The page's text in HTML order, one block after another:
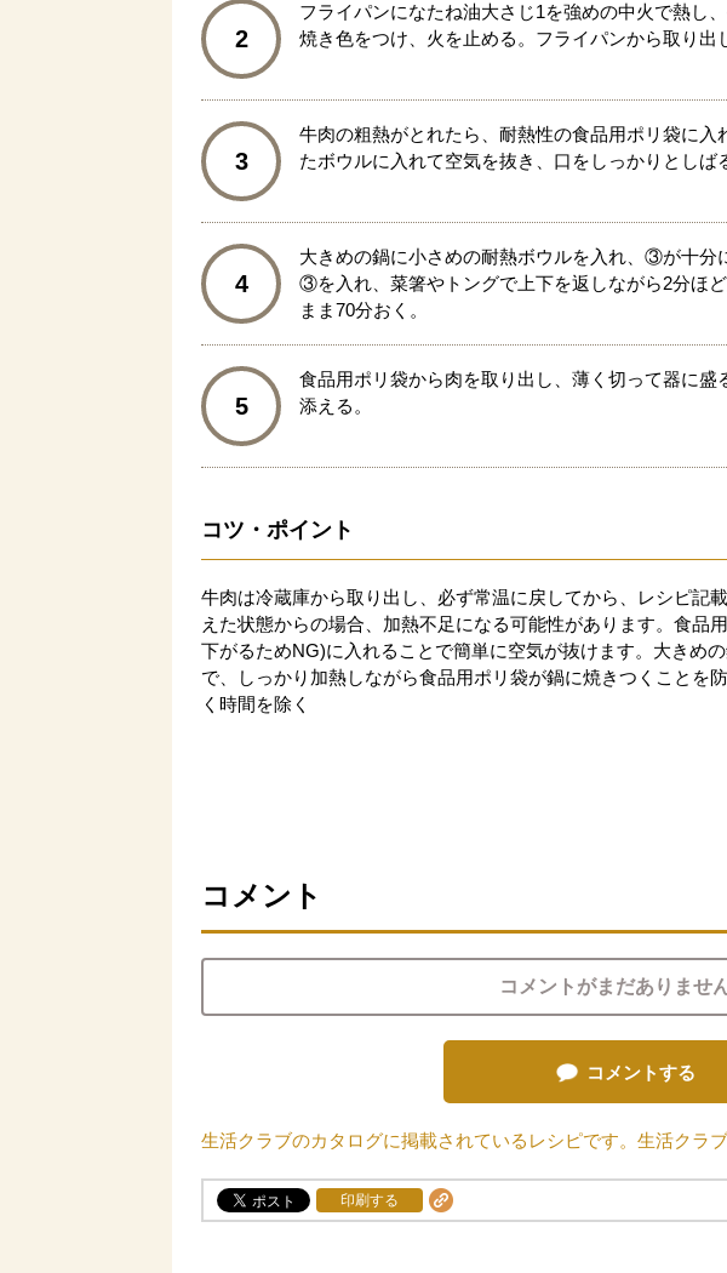
2
フライパンになたね油大さじ1を強めの中火で熱し
焼き色をつけ、火を止める。フライパンから取り出
3
牛肉の粗熱がとれたら、耐熱性の食品用ポリ袋に
たボウルに入れて空気を抜き、口をしっかりとしば
4
大きめの鍋に小さめの耐熱ボウルを入れ、③が十分
③を入れ、菜箸やトングで上下を返しながら2分ほ
まま70分おく。
5
食品用ポリ袋から肉を取り出し、薄く切って器に
添える。
コツ・ポイント
牛肉は冷蔵庫から取り出し、必ず常温に戻してから、レシピ記
えた状態からの場合、加熱不足になる可能性があります。食品
下がるためNG)に入れることで簡単に空気が抜けます。大きめ
で、しっかり加熱しながら食品用ポリ袋が鍋に焼きつくこと
く時間を除く
コメント
コメントがまだありません
コメントする
生活クラブのカタログに掲載されているレシピです。生活クラ
印刷する